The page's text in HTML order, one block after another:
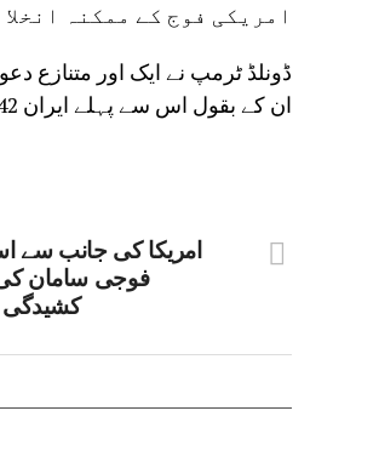
امریکی فوج کے ممکنہ
ان کے بقول اس سے پہلے ایران 42 ہزار مظاہرین کی جان لے چکا تھا۔
امریکا کی جانب سے
فوجی سامان
کشیدگی